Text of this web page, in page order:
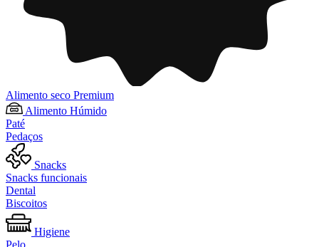
Alimento seco Premium
Alimento Húmido
Paté
Pedaços
Snacks
Snacks funcionais
Dental
Biscoitos
Higiene
Pelo